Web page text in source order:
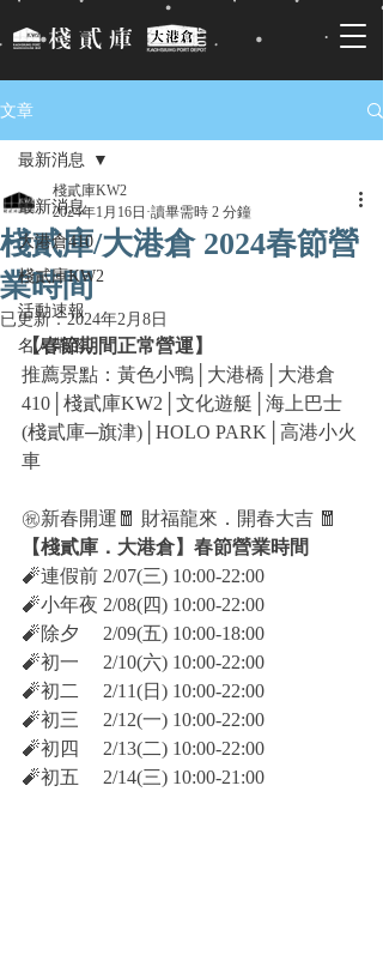
文章
最新消息
大港倉410
棧貳庫KW2
活動速報
名人帶路
最新消息
棧貳庫/大港倉 2024春節營
業時間
棧貳庫KW2
2024年1月16日 讀畢需時 2 分鐘
已更新：2024年2月8日
【春節期間正常營運 】
推薦景點：黃色小鴨│大港橋│大港倉
410│棧貳庫KW2│文化遊艇│海上巴士
(棧貳庫─旗津)│HOLO PARK│高港小火
車
㊗新春開運🧧 財福龍來．開春大吉 🧧
【棧貳庫．大港倉】春節營業時間
🧨連假前 2/07(三) 10:00-22:00
🧨小年夜 2/08(四) 10:00-22:00
🧨除夕　 2/09(五) 10:00-18:00
🧨初一　 2/10(六) 10:00-22:00
🧨初二　 2/11(日) 10:00-22:00
🧨初三　 2/12(一) 10:00-22:00
🧨初四　 2/13(二) 10:00-22:00
🧨初五　 2/14(三) 10:00-21:00